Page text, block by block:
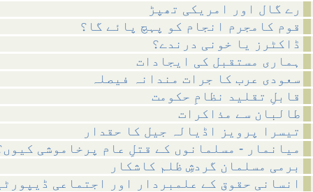
رے گال اور امریکی تھپڑ
قوم کامجرم انجام کو پہچ پائے گا؟
ڈاکٹرز یا خونی درندے؟
ہماری مستقبل کی ایجادات
سعودی عرب کا جرات مندانہ فیصلہ
قابلِ تقلید نظامِ حکومت
طالبان سے مذاکرات
تیسرا پرویز اڈیالہ جیل کا حقدار
میانمار - مسلمانوں کے قتلِ عام پرخاموشی
برمی مسلمان گردشِ ظلم کاشکار
انسانی حقوق کے علمبردار اور اجتماعی